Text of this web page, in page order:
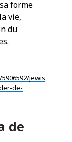
forme
vie,
du
jewis
de-
de